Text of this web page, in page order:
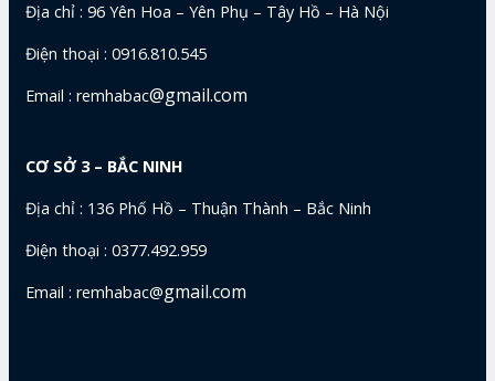
Địa chỉ : 96 Yên Hoa – Yên Phụ – Tây Hồ – Hà Nội
Điện thoại : 0916.810.545
Email : remhabac@gmail.com
CƠ SỞ 3 – BẮC NINH
Địa chỉ : 136 Phố Hồ – Thuận Thành – Bắc Ninh
Điện thoại : 0377.492.959
Email : remhabac@gmail.com